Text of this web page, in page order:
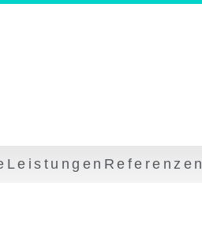
Leistungen Referenzen